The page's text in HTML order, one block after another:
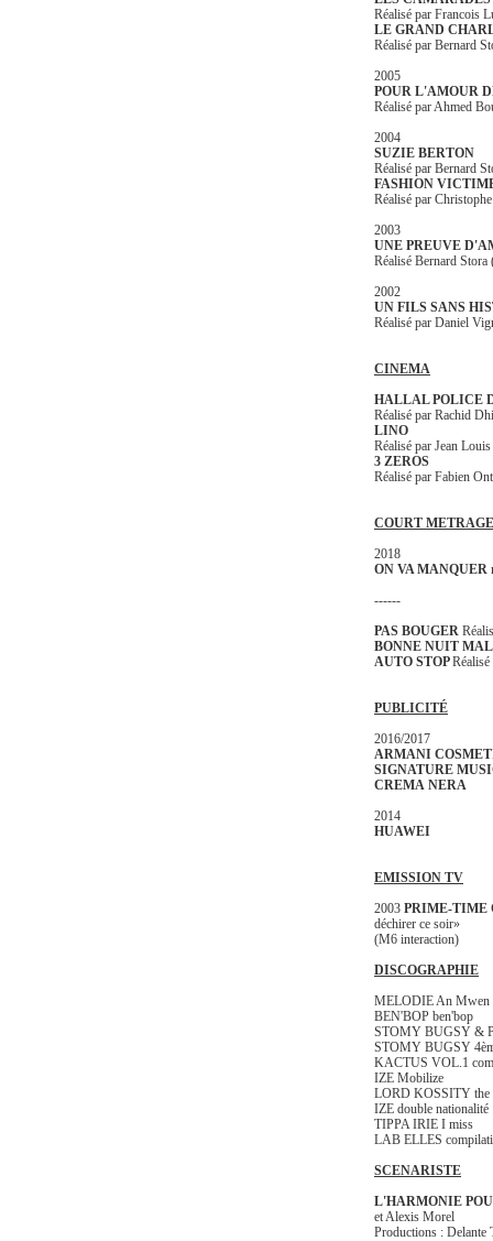
Réalisé par Francois
LE GRAND
Réalisé par Bernard
2005
POUR L'AMOUR
Réalisé par Ahmed
2004
SUZIE BERTON
Réalisé par Bernard
FASHION
Réalisé par
2003
UNE PREUVE
Réalisé Bernard
2002
UN FILS SANS
Réalisé par Daniel
CINEMA
HALLAL POLICE
Réalisé par Rachid
LINO
Réalisé par Jean
3 ZEROS
Réalisé par Fabien
COURT METRAGE
2018
ON VA MANQUER
------
PAS BOUGER
BONNE NUIT
AUTO STOP
PUBLICITÉ
2016/2017
ARMANI
SIGNATURE
CREMA NERA
2014
HUAWEI
EMISSION TV
2003 PRIME-TIME
déchirer ce soir»
(M6 interaction)
DISCOGRAPHIE
MELODIE An Mwen
BEN'BOP ben'bop
STOMY BUGSY &
STOMY BUGSY
KACTUS VOL.1
IZE Mobilize
LORD KOSSITY
IZE double
TIPPA IRIE I miss
LAB ELLES
SCENARISTE
L'HARMONIE
et Alexis Morel
Productions : Delante